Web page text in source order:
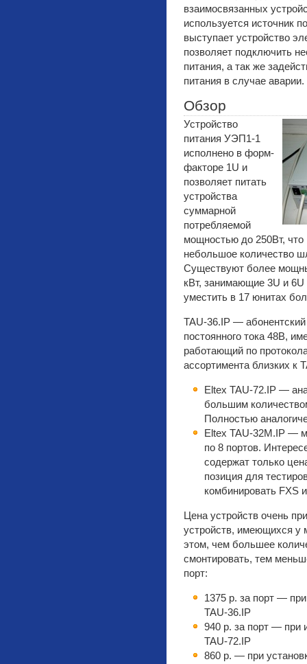
взаимосвязанных
используется источник
выступает устройство
позволяет подключить
питания, а так же
питания в случае аварии.
Обзор
Устройство
питания УЭП1-1
исполнено в форм-
факторе 1U и
позволяет питать
устройства
суммарной
потребляемой
мощностью до 250Вт, что
небольшое количество
Существуют более
кВт, занимающие 3U и
уместить в 17 юнитах
TAU-36.IP —
постоянного тока 48В,
работающий по
ассортимента близких к
Eltex TAU-72.IP —
большим
Полностью
Eltex TAU-32M.IP —
по 8 портов.
содержат только
позиция для
комбинировать FXS
Цена устройств очень
устройств, имеющихся у
этом, чем большее
смонтировать, тем
порт:
1375 р. за порт —
TAU-36.IP
940 р. за порт — при
TAU-72.IP
860 р. — при